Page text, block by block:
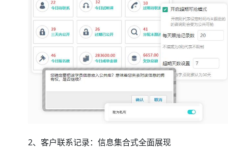
2、客户联系记录：信息集合式全面展现